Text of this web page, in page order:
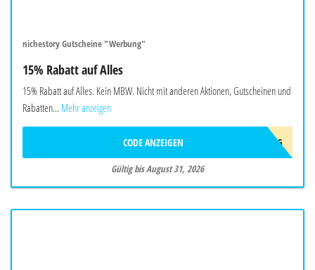
nichestory Gutscheine "Werbung"
15% Rabatt auf Alles
15% Rabatt auf Alles. Kein MBW. Nicht mit anderen Aktionen, Gutscheinen und
Rabatten... Mehr anzeigen
AUG
CODE ANZEIGEN
Gültig bis August 31, 2026